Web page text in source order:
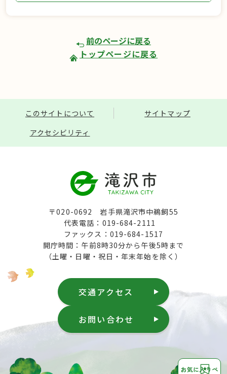
お気に入りペ
前のページに戻る
トップページに戻る
このサイトについて
サイトマップ
アクセシビリティ
〒020-0692 岩手県滝沢市中鵜飼55
代表電話：019-684-2111
ファックス：019-684-1517
開庁時間：午前8時30分から午後5時まで
（土曜・日曜・祝日・年末年始を除く）
交通アクセス
お問い合わせ